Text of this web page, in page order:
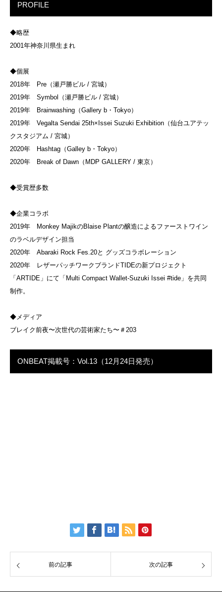
PROFILE
◆略歴
2001年神奈川県生まれ
◆個展
2018年 Pre（瀬戸勝ビル / 宮城）
2019年 Symbol（瀬戸勝ビル / 宮城）
2019年 Brainwashing（Gallery b・Tokyo）
2019年 Vegalta Sendai 25th×Issei Suzuki Exhibition（仙台ユアテッ
クスタジアム / 宮城）
2020年 Hashtag（Galley b・Tokyo）
2020年 Break of Dawn（MDP GALLERY / 東京）
◆受賞歴多数
◆企業コラボ
2019年 Monkey MajikのBlaise Plantの醸造によるファーストワイン
のラベルデザイン担当
2020年 Abaraki Rock Fes.20と グッズコラボレーション
2020年 レザーパッチワークブランドTIDEの新プロジェクト
「ARTIDE」にて「Multi Compact Wallet-Suzuki Issei #tide」を共同
制作。
◆メディア
ブレイク前夜〜次世代の芸術家たち〜＃203
ONBEAT掲載号：Vol.13（12月24日発売）
前の記事 次の記事